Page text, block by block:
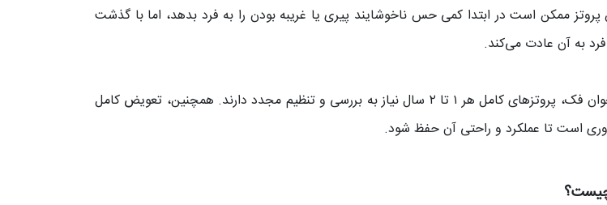
پروتز ممکن است در ابتدا کمی حس ناخوشایند پیری یا غریبه بودن را به فرد بدهد، اما با گذشت
به آن عادت می‌کند.
به دلیل تغییرات مداوم در استخوان فک، پروتزهای کامل هر ۱ تا ۲ سال نیاز به بررسی و تنظیم مجدد دارند. همچنین، تعویض کامل
چیست؟